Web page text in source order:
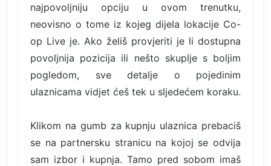
najpovoljniju opciju u ovom trenutku,
neovisno o tome iz kojeg dijela lokacije Co-
op Live je. Ako želiš provjeriti je li dostupna
povoljnija pozicija ili nešto skuplje s boljim
pogledom, sve detalje o pojedinim
ulaznicama vidjet ćeš tek u sljedećem koraku.
Klikom na gumb za kupnju ulaznica prebaciš
se na partnersku stranicu na kojoj se odvija
sam izbor i kupnja. Tamo pred sobom imaš